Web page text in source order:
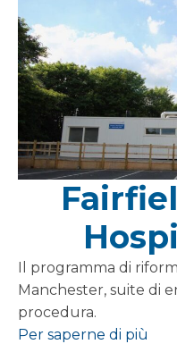
Il programma di
Manchester, suite di
procedura.
Per saperne di più